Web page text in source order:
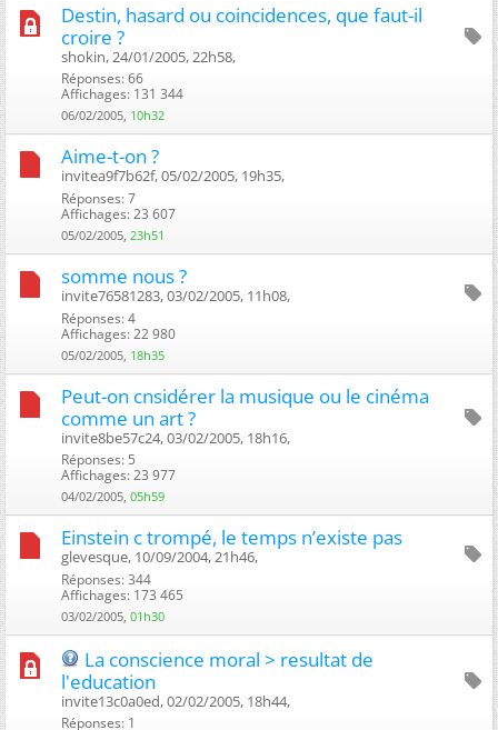
Destin, hasard ou coincidences, que faut-il
croire ?
shokin, 24/01/2005, 22h58, ‎
Réponses: 66
Affichages: 131 344
06/02/2005, 10h32
Aime-t-on ?
invitea9f7b62f, 05/02/2005, 19h35, ‎
Réponses: 7
Affichages: 23 607
05/02/2005, 23h51
somme nous ?
invite76581283, 03/02/2005, 11h08, ‎
Réponses: 4
Affichages: 22 980
05/02/2005, 18h35
Peut-on cnsidérer la musique ou le cinéma
comme un art ?
invite8be57c24, 03/02/2005, 18h16, ‎
Réponses: 5
Affichages: 23 977
04/02/2005, 05h59
Einstein c trompé, le temps n’existe pas
glevesque, 10/09/2004, 21h46, ‎
Réponses: 344
Affichages: 173 465
03/02/2005, 01h30
La conscience moral > resultat de
l'education
invite13c0a0ed, 02/02/2005, 18h44, ‎
Réponses: 1